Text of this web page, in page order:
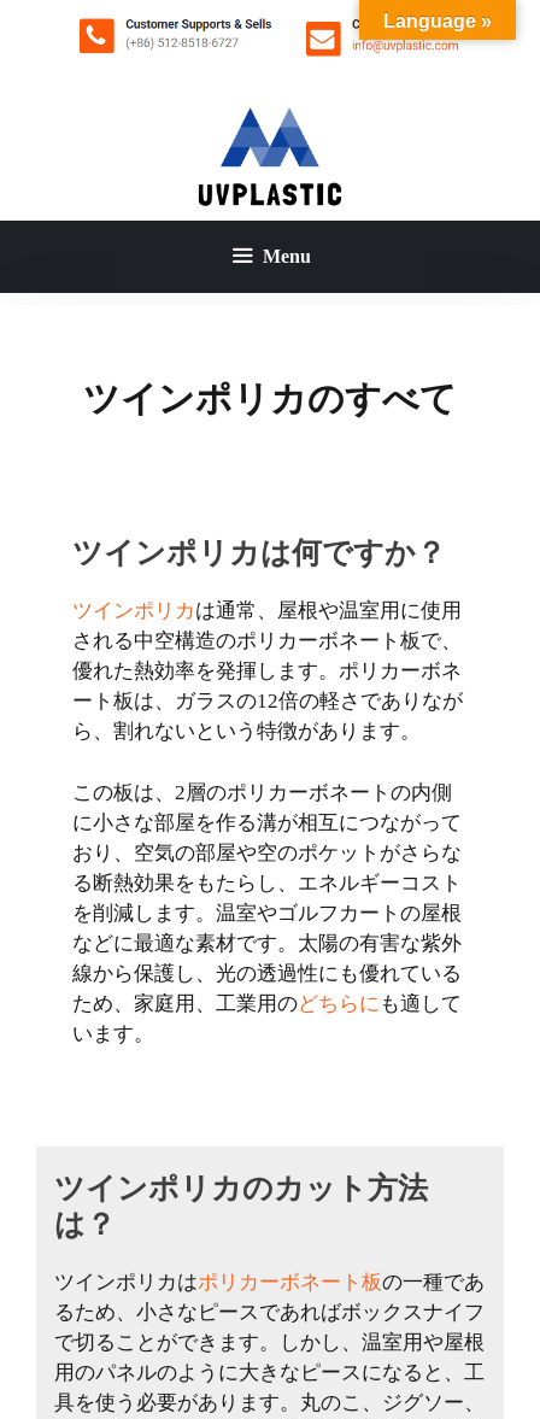
キ
Menu
ツインポリカのすべて
ツインポリカは何ですか？
ツインポリカは通常、屋根や温室用に使用
される中空構造のポリカーボネート板で、
優れた熱効率を発揮します。ポリカーボネ
ート板は、ガラスの12倍の軽さでありなが
ら、割れないという特徴があります。
この板は、2層のポリカーボネートの内側
に小さな部屋を作る溝が相互につながって
おり、空気の部屋や空のポケットがさらな
る断熱効果をもたらし、エネルギーコスト
を削減します。温室やゴルフカートの屋根
などに最適な素材です。太陽の有害な紫外
線から保護し、光の透過性にも優れている
ため、家庭用、工業用のどちらに も適して
います。
ツインポリカのカット方法
は？
ツインポリカはポリカーボネート板の一種であ
るため、小さなピースであればボックスナイフ
で切ることができます。しかし、温室用や屋根
用のパネルのように大きなピースになると、工
具を使う必要があります。丸のこ、ジグソー、
Language »